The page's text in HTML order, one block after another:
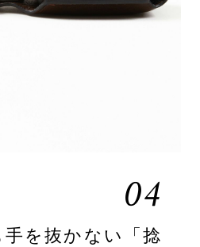
04
を抜かない「捻